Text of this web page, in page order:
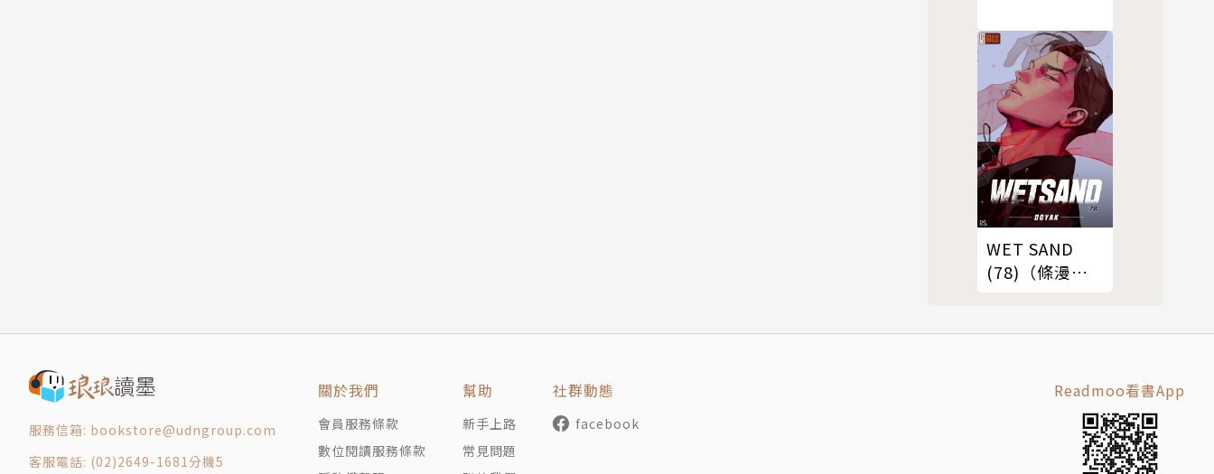
WET SAND
(78)（條漫
服務信箱: bookstore@udngroup.com
客服電話: (02)2649-1681分機5
關於我們
會員服務條款
數位閱讀服務條款
幫助
新手上路
常見問題
社群動態
facebook
Readmoo看書App